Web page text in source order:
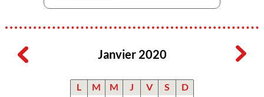
Janvier 2020
L M M J V S D